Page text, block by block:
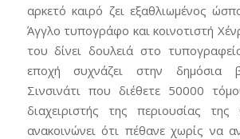
αρκετό καιρό ζει εξαθλιωμένος
Άγγλο τυπογράφο και κοινοτιστή
του δίνει δουλειά στο
εποχή συχνάζει στην δημόσια
Σινσινάτι που διέθετε 50000
διαχειριστής της περιουσίας
ανακοινώνει ότι πέθανε χωρίς να